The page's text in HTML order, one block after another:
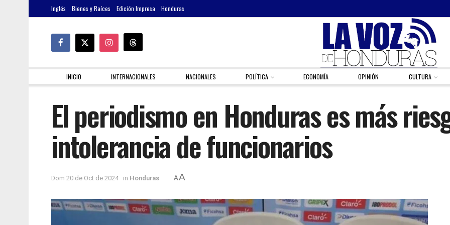
Inglés Bienes y Raíces Edición Impresa Honduras
INICIO INTERNACIONALES NACIONALES POLÍTICA ECONOMÍA OPINIÓN CULTURA
El periodismo en Honduras es más
intolerancia de funcionarios
Dom 20 de Oct de 2024 in Honduras AA